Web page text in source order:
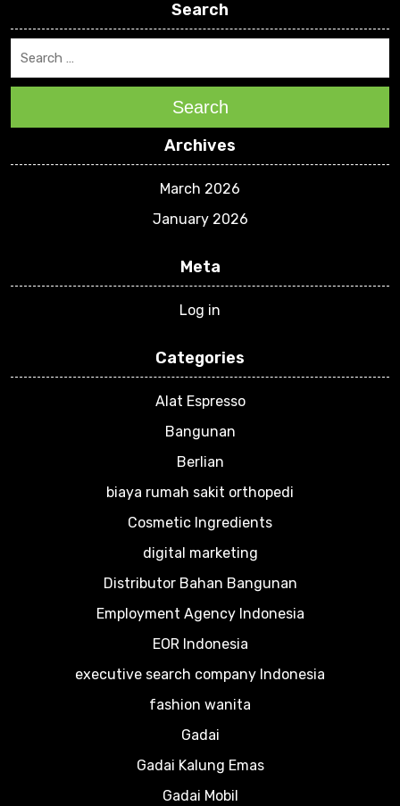
Search
Search
Archives
March 2026
January 2026
Meta
Log in
Categories
Alat Espresso
Bangunan
Berlian
biaya rumah sakit orthopedi
Cosmetic Ingredients
digital marketing
Distributor Bahan Bangunan
Employment Agency Indonesia
EOR Indonesia
executive search company Indonesia
fashion wanita
Gadai
Gadai Kalung Emas
Gadai Mobil